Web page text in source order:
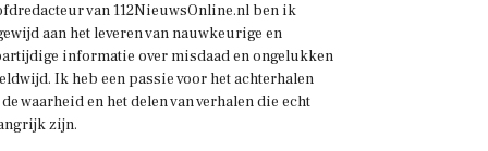
van 112NieuwsOnline.nl ben ik
aan het leveren van nauwkeurige en
informatie over misdaad en ongelukken
Ik heb een passie voor het achterhalen
waarheid en het delen van verhalen die echt
zijn.